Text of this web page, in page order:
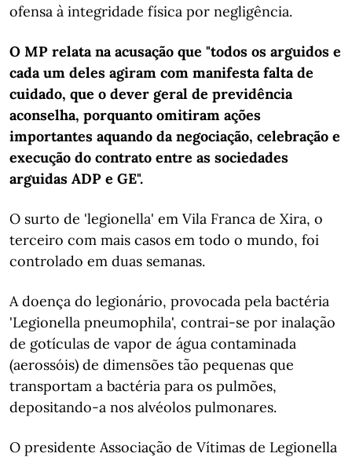
ofensa à integridade física por negligência.
O MP relata na acusação que "todos os arguidos e
cada um deles agiram com manifesta falta de
cuidado, que o dever geral de previdência
aconselha, porquanto omitiram ações
importantes aquando da negociação, celebração e
execução do contrato entre as sociedades
arguidas ADP e GE".
O surto de 'legionella' em Vila Franca de Xira, o
terceiro com mais casos em todo o mundo, foi
controlado em duas semanas.
A doença do legionário, provocada pela bactéria
'Legionella pneumophila', contrai-se por inalação
de gotículas de vapor de água contaminada
(aerossóis) de dimensões tão pequenas que
transportam a bactéria para os pulmões,
depositando-a nos alvéolos pulmonares.
O presidente Associação de Vítimas de Legionella